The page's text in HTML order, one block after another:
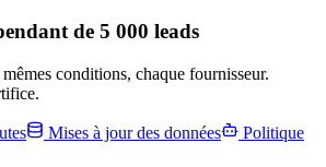
de 5 000 leads
conditions, chaque fournisseur.
Mises à jour des données
Politique